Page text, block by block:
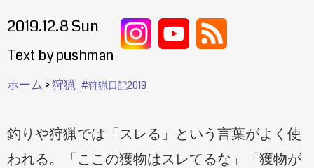
釣りや狩猟では「スレる」という言葉がよく使
われる。「ここの獲物はスレてるな」「獲物が
2019.12.8 Sun
Text by pushman
ホーム 狩猟 狩猟日記2019